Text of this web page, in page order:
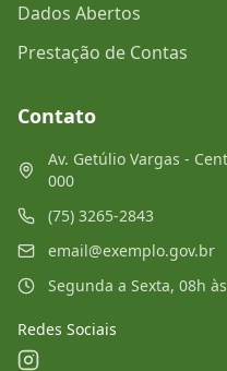
Dados Abertos
Prestação de Contas
Contato
Av. Getúlio Vargas -
000
(75) 3265-2843
email@exemplo.gov.br
Segunda a Sexta, 08h
Redes Sociais